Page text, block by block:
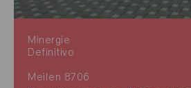
Minergie
Definitivo
Meilen 8706